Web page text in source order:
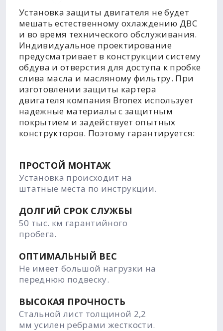
Установка защиты двигателя не будет
мешать естественному охлаждению ДВС
и во время технического обслуживания.
Индивидуальное проектирование
предусматривает в конструкции систему
обдува и отверстия для доступа к пробке
слива масла и масляному фильтру. При
изготовлении защиты картера
двигателя компания Bronex использует
надежные материалы с защитным
покрытием и задействует опытных
конструкторов. Поэтому гарантируется:
ПРОСТОЙ МОНТАЖ
Установка происходит на
штатные места по инструкции.
ДОЛГИЙ СРОК СЛУЖБЫ
50 тыс. км гарантийного
пробега.
ОПТИМАЛЬНЫЙ ВЕС
Не имеет большой нагрузки на
переднюю подвеску.
ВЫСОКАЯ ПРОЧНОСТЬ
Стальной лист толщиной 2,2
мм усилен ребрами жесткости.